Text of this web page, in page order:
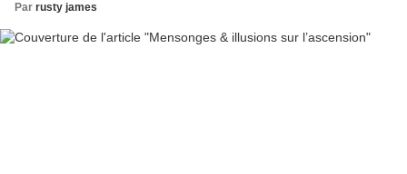
Par rusty james